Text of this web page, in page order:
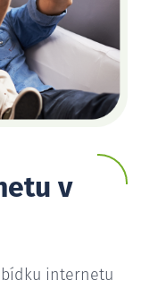
v
internetu